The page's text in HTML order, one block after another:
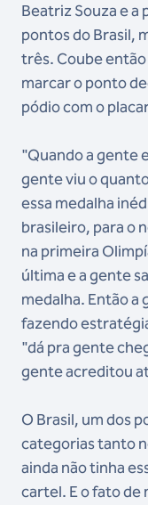
Beatriz Souza e a
pontos do Brasil,
três. Coube então
marcar o ponto
pódio com o
"Quando a gente
gente viu o
essa medalha
brasileiro, para o
na primeira
última e a gente
medalha. Então a
fazendo
"dá pra gente
gente acreditou
O Brasil, um dos
categorias tanto
ainda não tinha
cartel. E o fato de